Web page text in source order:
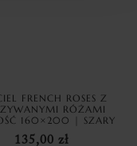
FRENCH ROSES Z
RÓŻAMI
160×200 | SZARY
135,00 zł